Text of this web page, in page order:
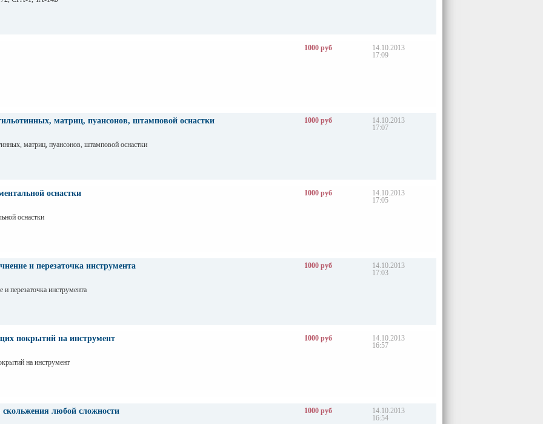
14.10.2013
17:09
1000 руб
матриц, пуансонов, штамповой оснастки
матриц, пуансонов, штамповой оснастки
14.10.2013
17:07
1000 руб
оснастки
оснастки
14.10.2013
17:05
1000 руб
и перезаточка инструмента
и перезаточка инструмента
14.10.2013
17:03
1000 руб
покрытий на инструмент
на инструмент
14.10.2013
16:57
1000 руб
любой сложности
14.10.2013
16:54
1000 руб